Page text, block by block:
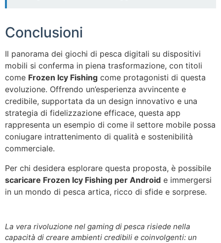
Conclusioni
Il panorama dei giochi di pesca digitali su dispositivi
mobili si conferma in piena trasformazione, con titoli
come Frozen Icy Fishing come protagonisti di questa
evoluzione. Offrendo un’esperienza avvincente e
credibile, supportata da un design innovativo e una
strategia di fidelizzazione efficace, questa app
rappresenta un esempio di come il settore mobile possa
coniugare intrattenimento di qualità e sostenibilità
commerciale.
Per chi desidera esplorare questa proposta, è possibile
scaricare Frozen Icy Fishing per Android e immergersi
in un mondo di pesca artica, ricco di sfide e sorprese.
La vera rivoluzione nel gaming di pesca risiede nella
capacità di creare ambienti credibili e coinvolgenti: un